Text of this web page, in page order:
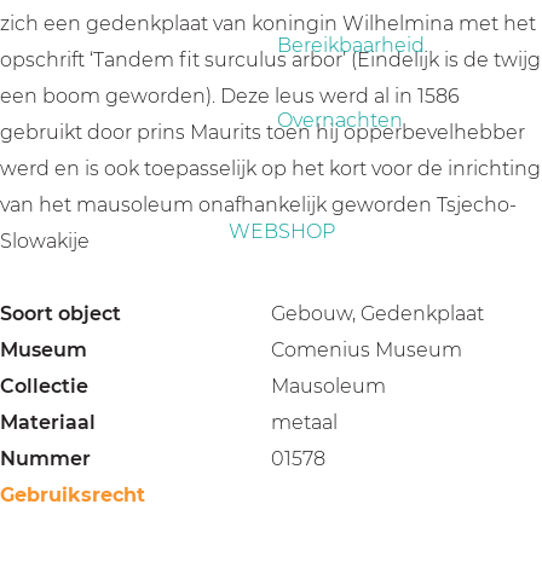
Bereikbaarheid
Overnachten
WEBSHOP
zich een gedenkplaat van koningin Wilhelmina met het
opschrift ‘Tandem fit surculus arbor’ (Eindelijk is de twijg
een boom geworden). Deze leus werd al in 1586
gebruikt door prins Maurits toen hij opperbevelhebber
werd en is ook toepasselijk op het kort voor de inrichting
van het mausoleum onafhankelijk geworden Tsjecho-
Slowakije
Soort object
Gebouw, Gedenkplaat
Museum
Comenius Museum
Collectie
Mausoleum
Materiaal
metaal
Nummer
01578
Gebruiksrecht